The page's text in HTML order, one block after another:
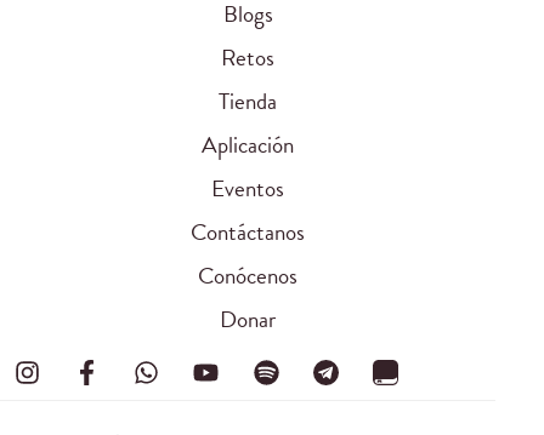
Blogs
Retos
Tienda
Aplicación
Eventos
Contáctanos
Conócenos
Donar